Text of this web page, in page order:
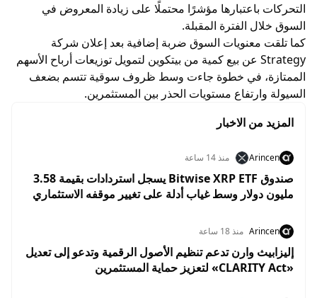
التحركات باعتبارها مؤشرًا محتملًا على زيادة المعروض في
السوق خلال الفترة المقبلة.
كما تلقت معنويات السوق ضربة إضافية بعد إعلان شركة
Strategy عن بيع كمية من بيتكوين لتمويل توزيعات أرباح الأسهم
الممتازة، في خطوة جاءت وسط ظروف سوقية تتسم بضعف
السيولة وارتفاع مستويات الحذر بين المستثمرين.
المزيد من الاخبار
Arincen منذ 14 ساعة
صندوق Bitwise XRP ETF يسجل استردادات بقيمة 3.58
مليون دولار وسط غياب أدلة على تغيير موقفه الاستثماري
Arincen منذ 18 ساعة
إليزابيث وارن تدعم تنظيم الأصول الرقمية وتدعو إلى تعديل
«CLARITY Act» لتعزيز حماية المستثمرين